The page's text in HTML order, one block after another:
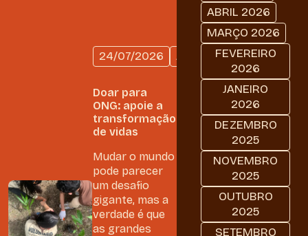
24/07/2026 AMAZÔNIA
Doar para
ONG: apoie a
transformação
de vidas
Mudar o mundo
pode parecer
um desafio
gigante, mas a
verdade é que
as grandes
ABRIL 2026
MARÇO 2026
FEVEREIRO
2026
JANEIRO
2026
DEZEMBRO
2025
NOVEMBRO
2025
OUTUBRO
2025
SETEMBRO